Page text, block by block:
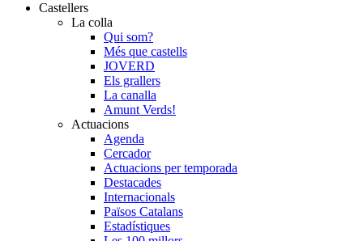
Castellers
La colla
Qui som?
Més que castells
JOVERD
Els grallers
La canalla
Amunt Verds!
Actuacions
Agenda
Cercador
Actuacions per temporada
Destacades
Internacionals
Països Catalans
Estadístiques